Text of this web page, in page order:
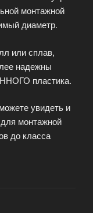
монтажной
диаметр.
или сплав,
надежны
пластика.
увидеть и
монтажной
до класса